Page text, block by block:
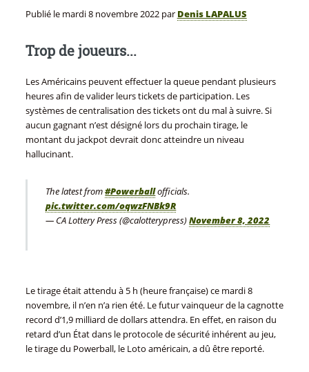
Publié le mardi 8 novembre 2022par Denis LAPALUS
Trop de joueurs...
Les Américains peuvent effectuer la queue pendant plusieurs
heures afin de valider leurs tickets de participation. Les
systèmes de centralisation des tickets ont du mal à suivre. Si
aucun gagnant n’est désigné lors du prochain tirage, le
montant du jackpot devrait donc atteindre un niveau
hallucinant.
The latest from#Powerballofficials.
pic.twitter.com/oqwzFNBk9R
— CA Lottery Press (@calotterypress)November 8, 2022
Le tirage était attendu à 5 h (heure française) ce mardi 8
novembre, il n’en n’a rien été. Le futur vainqueur de la cagnotte
record d’1,9 milliard de dollars attendra. En effet, en raison du
retard d’un État dans le protocole de sécurité inhérent au jeu,
le tirage du Powerball, le Loto américain, a dû être reporté.